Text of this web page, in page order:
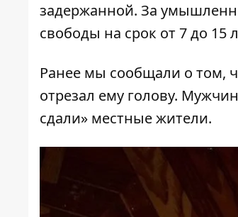
задержанной. За
свободы на срок от 7 до 15
Ранее мы сообщали о том,
отрезал ему голову.
сдали» местные жители.